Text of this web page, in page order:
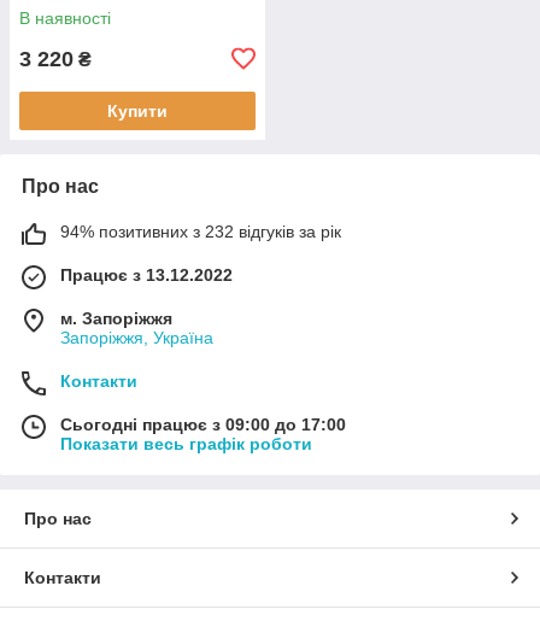
В наявності
3 220 ₴
Купити
Про нас
94% позитивних з 232 відгуків за рік
Працює з 13.12.2022
м. Запоріжжя
Запоріжжя, Україна
Контакти
Сьогодні працює з 09:00 до 17:00
Показати весь графік роботи
Про нас
Контакти